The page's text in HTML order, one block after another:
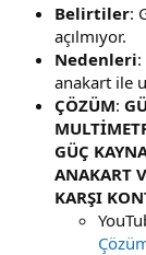
Belirtiler:
açılmıyor.
Nedenleri
anakart ile
ÇÖZÜM:
GÜÇ
ANAKART
KARŞI